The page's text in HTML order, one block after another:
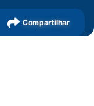
Compartilhar